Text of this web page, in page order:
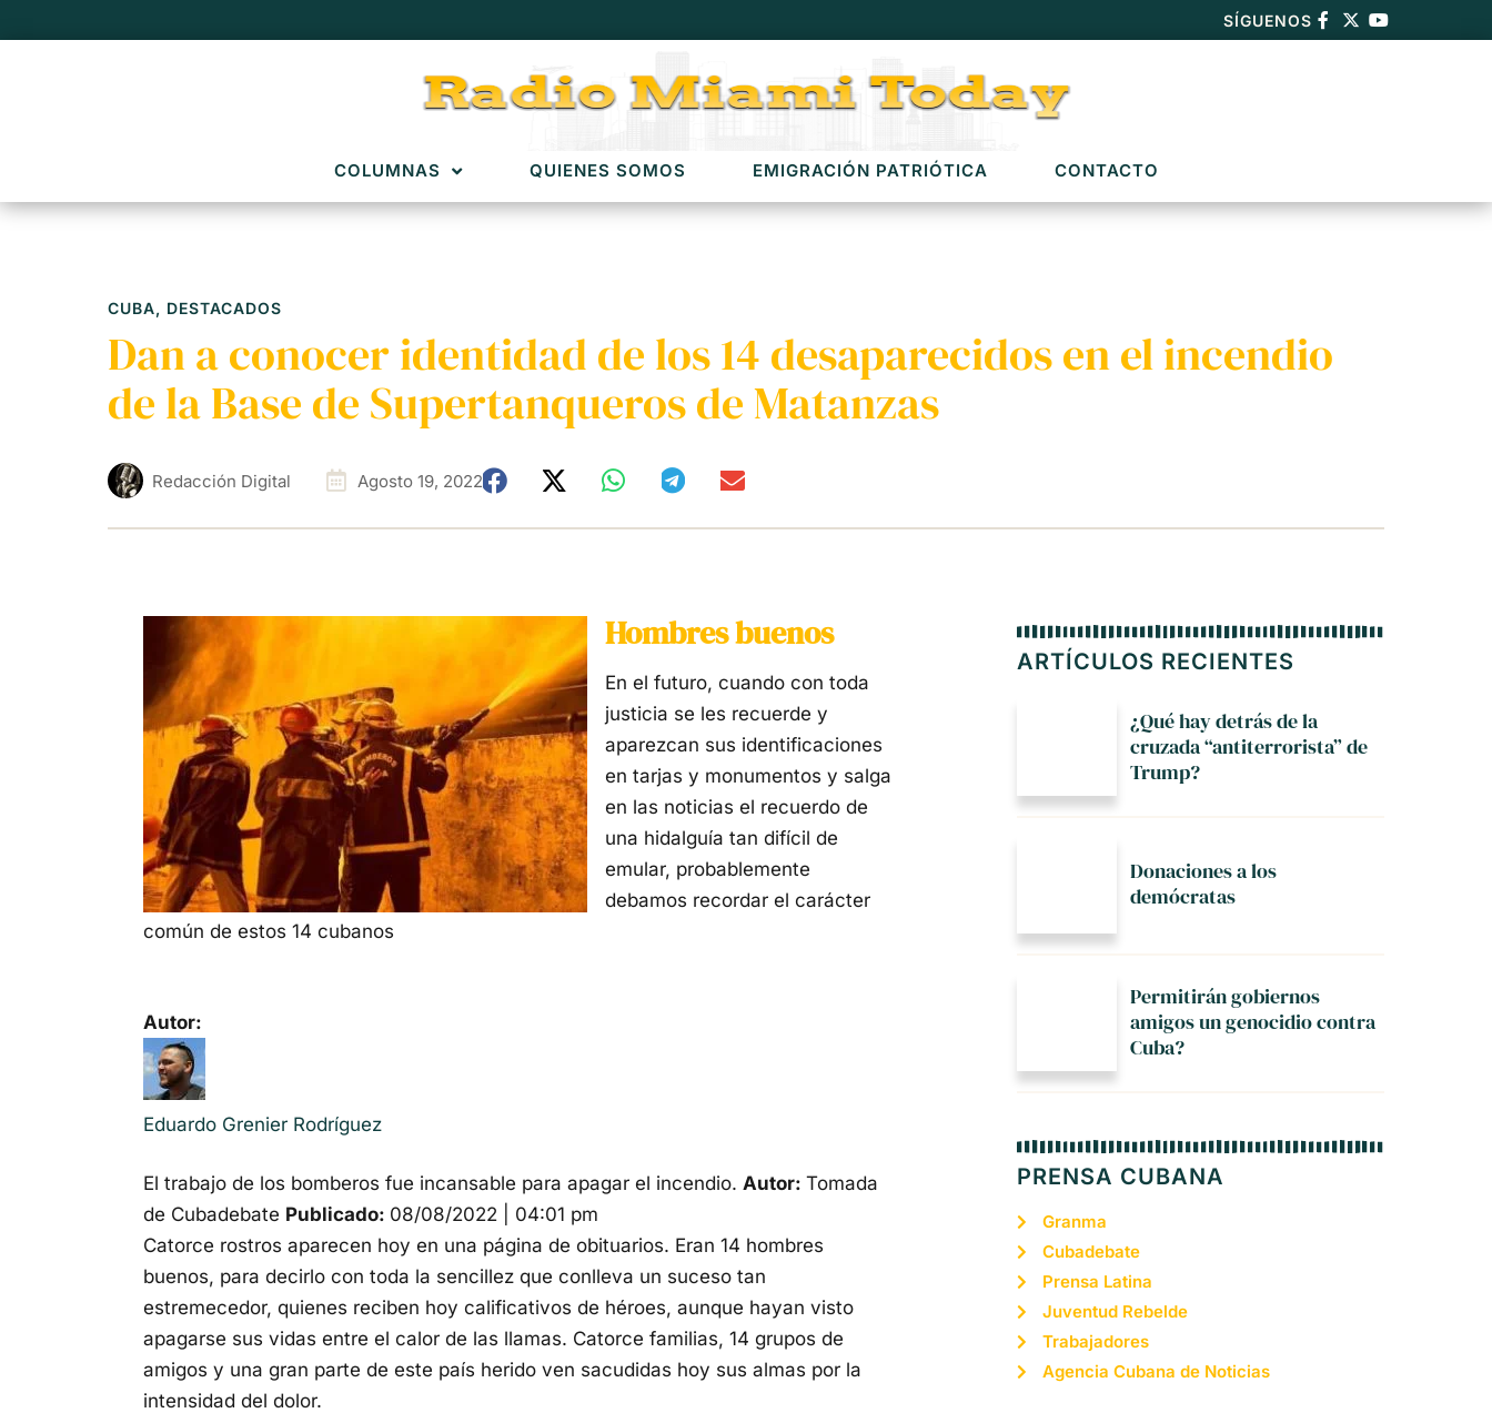
SÍGUENOS
COLUMNAS QUIENES SOMOS EMIGRACIÓN PATRIÓTICA CONTACTO
CUBA, DESTACADOS
Dan a conocer identidad de los 14 desaparecidos en el incendio
de la Base de Supertanqueros de Matanzas
Redacción Digital Agosto 19, 2022
Hombres buenos
En el futuro, cuando con toda
justicia se les recuerde y
aparezcan sus identificaciones
en tarjas y monumentos y salga
en las noticias el recuerdo de
una hidalguía tan difícil de
emular, probablemente
debamos recordar el carácter
común de estos 14 cubanos
Autor:
Eduardo Grenier Rodríguez
El trabajo de los bomberos fue incansable para apagar el incendio. Autor: Tomada
de Cubadebate Publicado: 08/08/2022 | 04:01 pm
Catorce rostros aparecen hoy en una página de obituarios. Eran 14 hombres
buenos, para decirlo con toda la sencillez que conlleva un suceso tan
estremecedor, quienes reciben hoy calificativos de héroes, aunque hayan visto
apagarse sus vidas entre el calor de las llamas. Catorce familias, 14 grupos de
amigos y una gran parte de este país herido ven sacudidas hoy sus almas por la
intensidad del dolor.
ARTÍCULOS RECIENTES
¿Qué hay detrás de la
cruzada “antiterrorista” de
Trump?
Donaciones a los
demócratas
Permitirán gobiernos
amigos un genocidio contra
Cuba?
PRENSA CUBANA
Granma
Cubadebate
Prensa Latina
Juventud Rebelde
Trabajadores
Agencia Cubana de Noticias